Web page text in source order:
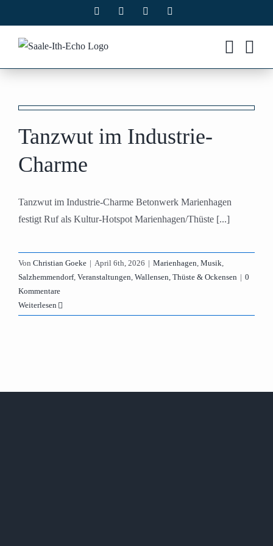
Inhalt
springen
Facebook Instagram
Tanzwut im Industrie-
Charme
Tanzwut im Industrie-Charme Betonwerk Marienhagen
festigt Ruf als Kultur-Hotspot Marienhagen/Thüste [...]
Von Christian Goeke | April 6th, 2026 | Marienhagen, Musik,
Salzhemmendorf, Veranstaltungen, Wallensen, Thüste & Ockensen | 0
Kommentare
Weiterlesen